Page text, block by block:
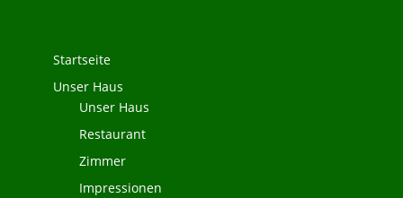
Startseite
Unser Haus
Unser Haus
Restaurant
Zimmer
Impressionen